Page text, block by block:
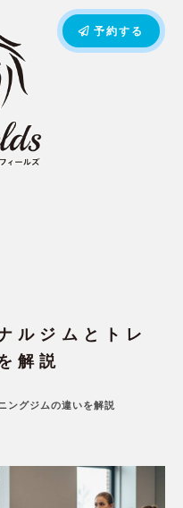
予約する
ルジムとトレ
解説
ングジムの違いを解説